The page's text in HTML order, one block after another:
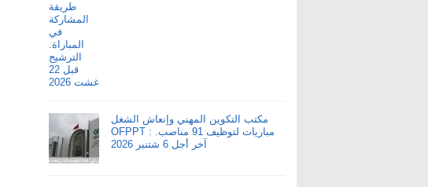
مكتب التكوين المهني وإنعاش الشغل
OFPPT : مباريات لتوظيف 91 مناصب.
آخر أجل 6 شتنبر 2026